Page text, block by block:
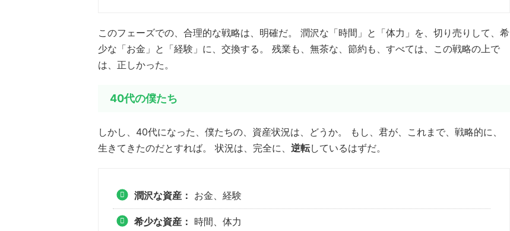
このフェーズでの、合理的な戦略は、明確だ。 潤沢な「時間」と「体力」を、切り売りして、希
少な「お金」と「経験」に、交換する。 残業も、無茶な、節約も、すべては、この戦略の上で
は、正しかった。
40代の僕たち
しかし、40代になった、僕たちの、資産状況は、どうか。 もし、君が、これまで、戦略的に、
生きてきたのだとすれば。 状況は、完全に、 逆転しているはずだ。
潤沢な資産： お金、経験
希少な資産： 時間、体力